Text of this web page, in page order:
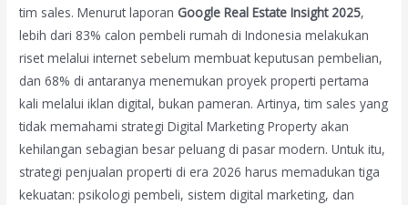
tim sales. Menurut laporan Google Real Estate Insight 2025,
lebih dari 83% calon pembeli rumah di Indonesia melakukan
riset melalui internet sebelum membuat keputusan pembelian,
dan 68% di antaranya menemukan proyek properti pertama
kali melalui iklan digital, bukan pameran. Artinya, tim sales yang
tidak memahami strategi Digital Marketing Property akan
kehilangan sebagian besar peluang di pasar modern. Untuk itu,
strategi penjualan properti di era 2026 harus memadukan tiga
kekuatan: psikologi pembeli, sistem digital marketing, dan